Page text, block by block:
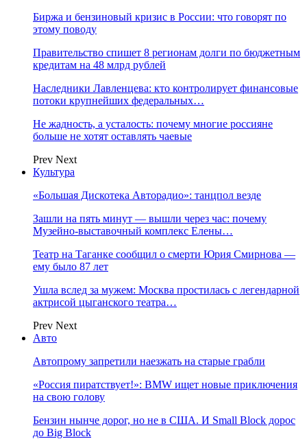
Биржа и бензиновый кризис в России: что говорят по
этому поводу
Правительство спишет 8 регионам долги по бюджетным
кредитам на 48 млрд рублей
Наследники Лавленцева: кто контролирует финансовые
потоки крупнейших федеральных…
Не жадность, а усталость: почему многие россияне
больше не хотят оставлять чаевые
Prev Next
Культура
«Большая Дискотека Авторадио»: танцпол везде
Зашли на пять минут — вышли через час: почему
Музейно-выставочный комплекс Елены…
Театр на Таганке сообщил о смерти Юрия Смирнова —
ему было 87 лет
Ушла вслед за мужем: Москва простилась с легендарной
актрисой цыганского театра…
Prev Next
Авто
Автопрому запретили наезжать на старые грабли
«Россия пиратствует!»: BMW ищет новые приключения
на свою голову
Бензин нынче дорог, но не в США. И Small Block дорос
до Big Block